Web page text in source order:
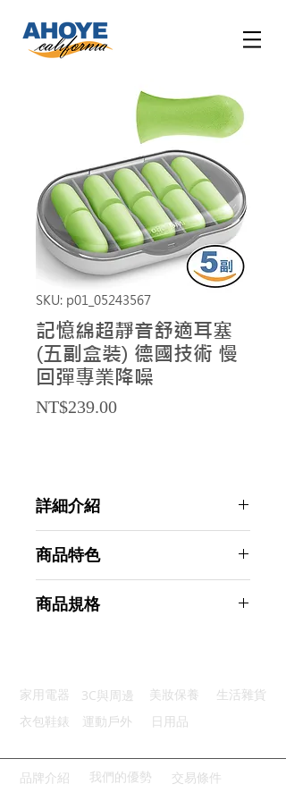
SKU: p01_05243567
記憶綿超靜音舒適耳塞
(五副盒裝) 德國技術 慢
回彈專業降噪
NT$239.00Price
詳細介紹
商品特色
柔軟舒適：記憶棉材質配戴很舒適
商品規格
主要材質：記憶棉
商品尺寸：10*6.5*2.5cm
產地名稱：中國大陸
代理商：亞桓有限公司
家用電器 3C與周邊 美妝保養
生活雜貨
衣包鞋錶
運動戶外 日用品
品牌介紹 我們的優勢 交易條件